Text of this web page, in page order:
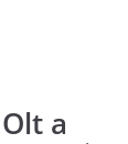
a